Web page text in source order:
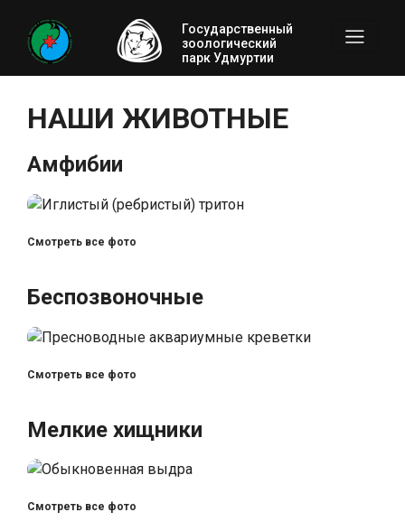
Государственный
зоологический
парк Удмуртии
НАШИ ЖИВОТНЫЕ
Амфибии
Смотреть все фото
Беспозвоночные
Смотреть все фото
Мелкие хищники
Смотреть все фото